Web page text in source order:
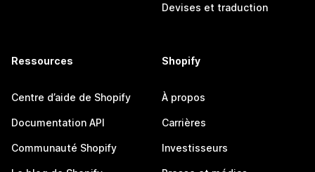
Devises et traduction
Ressources
Centre d’aide de Shopify
Documentation API
Communauté Shopify
Shopify
À propos
Carrières
Investisseurs